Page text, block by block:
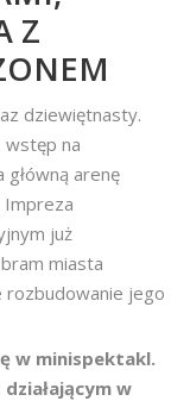
Z
dziewiętnasty.
wstęp na
arenę
Impreza
już
miasta
rozbudowanie jego
w minispektakl.
w